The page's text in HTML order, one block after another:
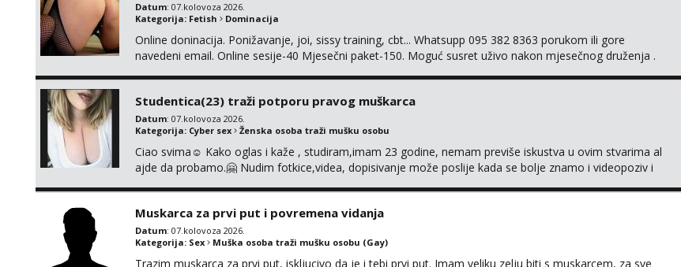
Datum: 07.kolovoza 2026.
Kategorija: Fetish Dominacija
Online doninacija. Ponižavanje, joi, sissy training, cbt... Whatsupp 095 382 8363 porukom ili gore
navedeni email. Online sesije-40 Mjesečni paket-150. Moguć susret uživo nakon mjesečnog druženja .
Studentica(23) traži potporu pravog muškarca
Datum: 07.kolovoza 2026.
Kategorija: Cyber sex Ženska osoba traži mušku osobu
Ciao svima☺️ Kako oglas i kaže , studiram,imam 23 godine, nemam previše iskustva u ovim stvarima al
ajde da probamo.🤗 Nudim fotkice,videa, dopisivanje može poslije kada se bolje znamo i videopoziv i
Muskarca za prvi put i povremena vidanja
Datum: 07.kolovoza 2026.
Kategorija: Sex Muška osoba traži mušku osobu (Gay)
Trazim muskarca za prvi put, iskljucivo da je i tebi prvi put. Imam veliku zelju biti s muskarcem, za sve